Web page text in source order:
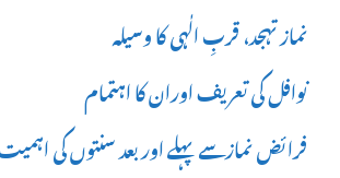
نماز تہجد، قربِ الٰہی کا وسیلہ
نوافل کی تعریف اوران کا اہتمام
فرائض نمازسے پہلے اور بعد سنتوں کی